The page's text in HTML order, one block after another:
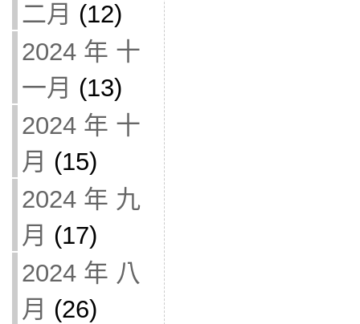
二月 (12)
2024 年 十
一月 (13)
2024 年 十
月 (15)
2024 年 九
月 (17)
2024 年 八
月 (26)